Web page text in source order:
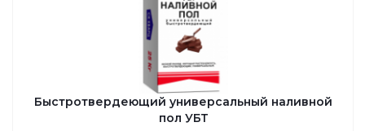
Быстротвердеющий универсальный наливной
пол УБТ